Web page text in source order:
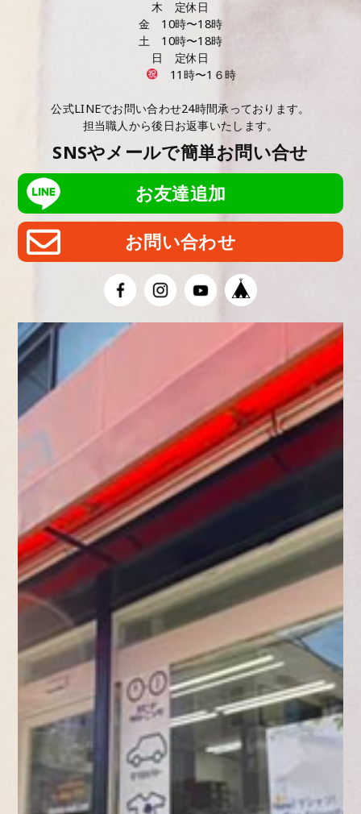
木 定休日
金 10時〜18時
土 10時〜18時
日 定休日
11時〜1６時
公式LINEでお問い合わせ24時間承っております。
担当職人から後日お返事いたします。
SNSやメールで簡単お問い合せ
お友達追加
お問い合わせ